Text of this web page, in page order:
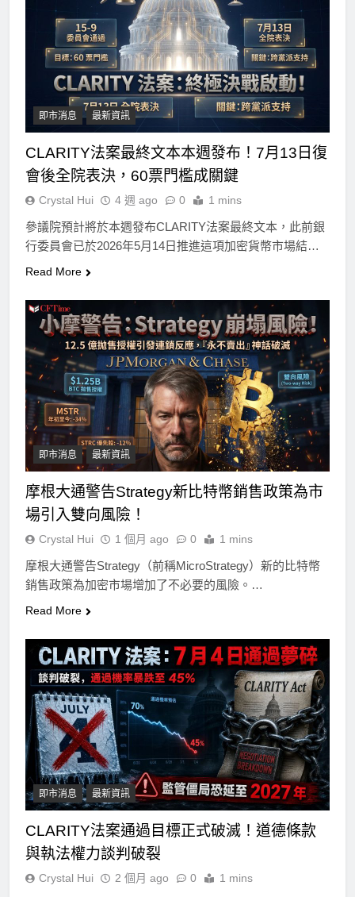
即市消息 最新資訊
CLARITY法案最終文本本週發布！7月13日復
會後全院表決，60票門檻成關鍵
Crystal Hui 4 週 ago 0 1 mins
參議院預計將於本週發布CLARITY法案最終文本，此前銀
行委員會已於2026年5月14日推進這項加密貨幣市場結…
Read More
即市消息 最新資訊
摩根大通警告Strategy新比特幣銷售政策為市
場引入雙向風險！
Crystal Hui 1 個月 ago 0 1 mins
摩根大通警告Strategy（前稱MicroStrategy）新的比特幣
銷售政策為加密市場增加了不必要的風險。…
Read More
即市消息 最新資訊
CLARITY法案通過目標正式破滅！道德條款
與執法權力談判破裂
Crystal Hui 2 個月 ago 0 1 mins